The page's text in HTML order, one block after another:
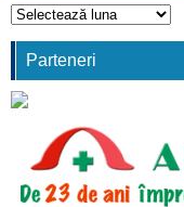
Arhivă
comunicări
Parteneri